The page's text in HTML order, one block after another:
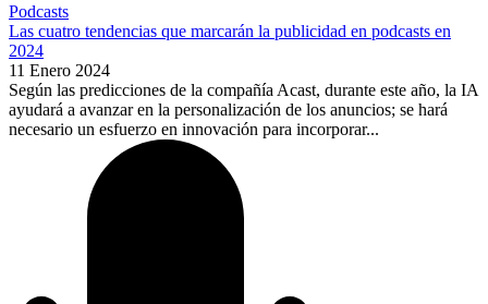
Podcasts
Las cuatro tendencias que marcarán la publicidad en podcasts en
2024
11 Enero 2024
Según las predicciones de la compañía Acast, durante este año, la IA
ayudará a avanzar en la personalización de los anuncios; se hará
necesario un esfuerzo en innovación para incorporar...